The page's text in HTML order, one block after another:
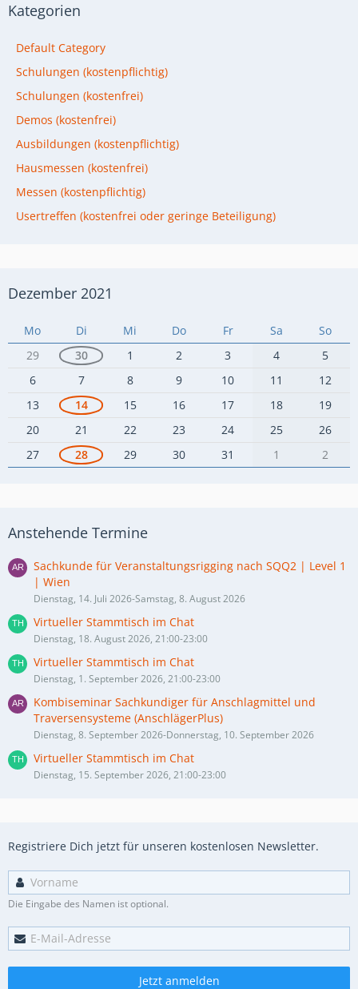
Kategorien
Default Category
Schulungen (kostenpflichtig)
Schulungen (kostenfrei)
Demos (kostenfrei)
Ausbildungen (kostenpflichtig)
Hausmessen (kostenfrei)
Messen (kostenpflichtig)
Usertreffen (kostenfrei oder geringe Beteiligung)
Dezember 2021
Mo Di Mi Do Fr Sa
So
29
30 1 2 3 4
5
6
7 8 9 10 11
12
13
14 15 16 17 18
19
20
21 22 23 24 25
26
27
28 29 30 31 1 2
Anstehende Termine
Sachkunde für Veranstaltungsrigging nach SQQ2 | Level 1
| Wien
Dienstag, 14. Juli 2026-Samstag, 8. August 2026
Virtueller Stammtisch im Chat
Dienstag, 18. August 2026, 21:00-23:00
Virtueller Stammtisch im Chat
Dienstag, 1. September 2026, 21:00-23:00
Kombiseminar Sachkundiger für Anschlagmittel und
Traversensysteme (AnschlägerPlus)
Dienstag, 8. September 2026-Donnerstag, 10. September 2026
Virtueller Stammtisch im Chat
Dienstag, 15. September 2026, 21:00-23:00
Registriere Dich jetzt für unseren kostenlosen Newsletter.
Die Eingabe des Namen ist optional.
Jetzt anmelden